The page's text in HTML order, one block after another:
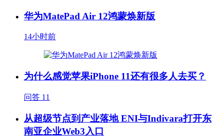
华为MatePad Air 12鸿蒙焕新版
14小时前
为什么感觉苹果iPhone 11还有很多人去买？
问答 11
从超级节点到产业落地 ENI与Indivara打开东
南亚企业Web3入口